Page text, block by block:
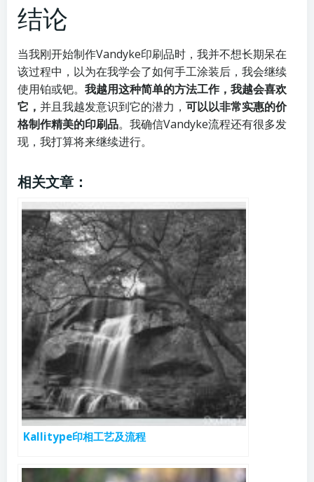
结论
当我刚开始制作Vandyke印刷品时，我并不想长期呆在
该过程中，以为在我学会了如何手工涂装后，我会继续
使用铂或钯。 我越用这种简单的方法工作，我越会喜欢
它， 并且我越发意识到它的潜力， 可以以非常实惠的价
格制作精美的印刷品。我确信Vandyke流程还有很多发
现，我打算将来继续进行。
相关文章：
Kallitype印相工艺及流程